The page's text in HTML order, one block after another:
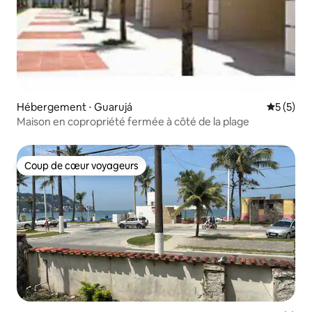
Hébergement ⋅ Guarujá
5 (5)
Maison en copropriété fermée à côté de la plage
Coup de cœur voyageurs
Coup de cœur voyageurs